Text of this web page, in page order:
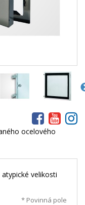
ocelového
velikosti
* Povinná pole